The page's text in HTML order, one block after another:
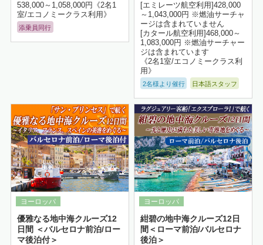
538,000～1,058,000円《2名1
室/エコノミークラス利用》
添乗員同行
[エミレーツ航空利用]428,000
～1,043,000円 ※燃油サーチャ
ージは含まれていません
[カタール航空利用]468,000～
1,083,000円 ※燃油サーチャー
ジは含まれています
《2名1室/エコノミークラス利
用》
2名様より催行 日本語スタッフ
優雅なる地中海クルーズ12
日間 ＜バルセロナ前泊/ロー
マ後泊付＞
紺碧の地中海クルーズ12日
間＜ローマ前泊/バルセロナ
後泊＞
詳細はこちら